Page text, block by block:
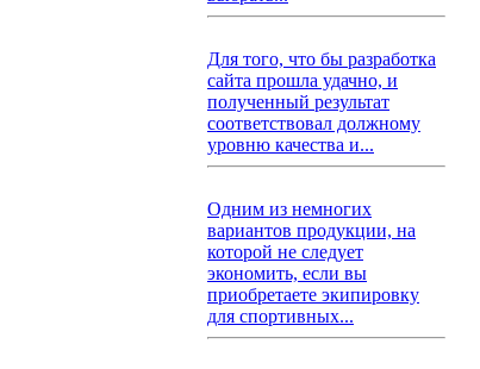
Для того, что бы разработка
сайта прошла удачно, и
полученный результат
соответствовал должному
уровню качества и...
Одним из немногих
вариантов продукции, на
которой не следует
экономить, если вы
приобретаете экипировку
для спортивных...